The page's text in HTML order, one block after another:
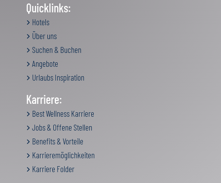
Quicklinks:
Hotels
Über uns
Suchen & Buchen
Angebote
Urlaubs Inspiration
Karriere:
Best Wellness Karriere
Jobs & Offene Stellen
Benefits & Vorteile
Karrieremöglichkeiten
Karriere Folder